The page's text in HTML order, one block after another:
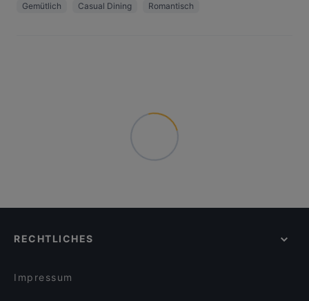
Gemütlich Casual Dining Romantisch
RECHTLICHES
Impressum